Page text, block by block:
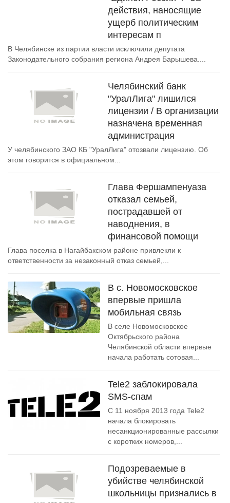
действия, наносящие
ущерб политическим
интересам п
В Челябинске из партии власти исключили депутата
Законодательного собрания региона Андрея Барышева....
Челябинский банк
"УралЛига" лишился
лицензии / В организации
назначена временная
администрация
У челябинского ЗАО КБ "УралЛига" отозвали лицензию. Об
этом говорится в официальном...
Глава Фершампенуаза
отказал семьей,
пострадавшей от
наводнения, в
финансовой помощи
Глава поселка в Нагайбакском районе привлекли к
ответственности за незаконный отказ семьей,...
В с. Новомосковское
впервые пришла
мобильная связь
В селе Новомосковское
Октябрьского района
Челябинской области впервые
начала работать сотовая...
Tele2 заблокировала
SMS-спам
C 11 ноября 2013 года Tele2
начала блокировать
несанкционированные рассылки
с коротких номеров,...
Подозреваемые в
убийстве челябинской
школьницы признались в